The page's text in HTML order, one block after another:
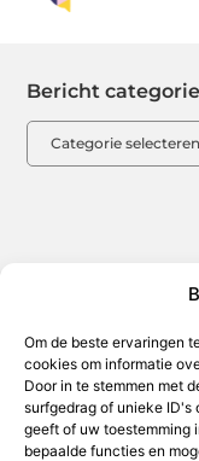
Om de beste ervaringen
cookies om informatie
Door in te stemmen met
surfgedrag of unieke ID's
geeft of uw toestemming
bepaalde functies en
Bericht categorie
Ons team Over ons
Goede backlinks
Geld verdienen op